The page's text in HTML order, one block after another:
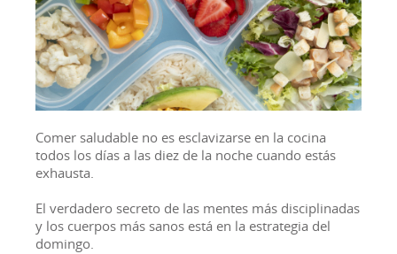
Comer saludable no es esclavizarse en la cocina
todos los días a las diez de la noche cuando estás
exhausta.
El verdadero secreto de las mentes más disciplinadas
y los cuerpos más sanos está en la estrategia del
domingo.